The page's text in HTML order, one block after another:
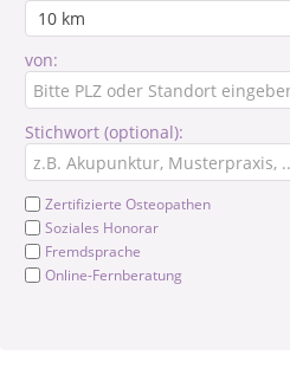
von:
Stichwort (optional):
Zertifizierte Osteopathen
Soziales Honorar
Fremdsprache
Online-Fernberatung